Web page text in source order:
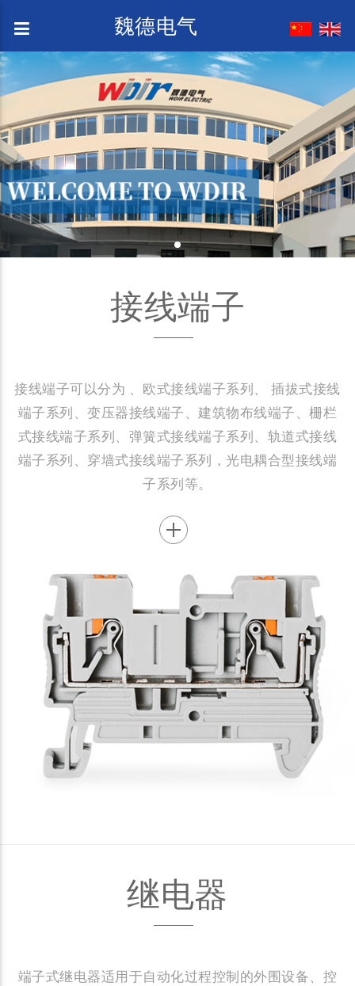
魏德电气
接线端子
接线端子可以分为 、欧式接线端子系列、 插拔式接线
端子系列、变压器接线端子、建筑物布线端子、栅栏
式接线端子系列、弹簧式接线端子系列、轨道式接线
端子系列、穿墙式接线端子系列，光电耦合型接线端
子系列等。
继电器
端子式继电器适用于自动化过程控制的外围设备、控